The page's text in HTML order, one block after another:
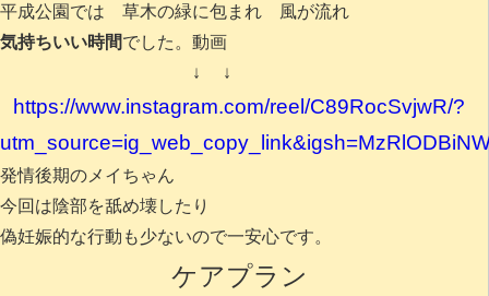
平成公園では 草木の緑に包まれ 風が流れ
気持ちいい時間でした。動画
↓ ↓
https://www.instagram.com/reel/C89RocSvjwR/?
発情後期のメイちゃん
今回は陰部を舐め壊したり
偽妊娠的な行動も少ないので一安心です。
ケアプラン